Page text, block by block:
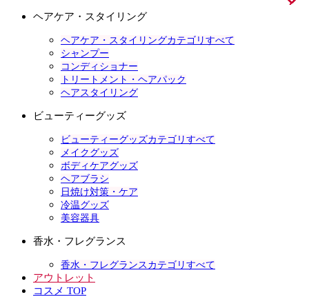
ヘアケア・スタイリング
ヘアケア・スタイリングカテゴリすべて
シャンプー
コンディショナー
トリートメント・ヘアパック
ヘアスタイリング
ビューティーグッズ
ビューティーグッズカテゴリすべて
メイクグッズ
ボディケアグッズ
ヘアブラシ
日焼け対策・ケア
冷温グッズ
美容器具
香水・フレグランス
香水・フレグランスカテゴリすべて
アウトレット
コスメ TOP